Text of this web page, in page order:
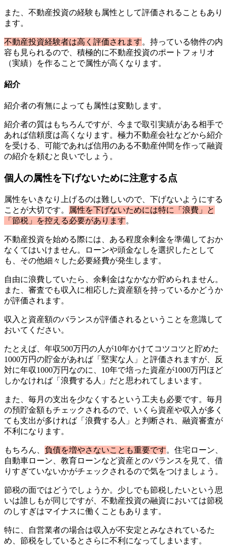
また、不動産投資の経験も属性として評価されることもあり
ます。
不動産投資経験者は高く評価されます。持っている物件の内
容も見られるので、積極的に不動産投資のポートフォリオ
（実績）を作ることで属性が高くなります。
紹介
紹介者の有無によっても属性は変動します。
紹介者の質はもちろんですが、今まで取引実績がある相手で
あれば信頼度は高くなります。極力不動産会社などから紹介
を受ける、可能であれば信用のある不動産仲間を作って融資
の紹介を頼むと良いでしょう。
個人の属性を下げないために注意する点
属性をいきなり上げるのは難しいので、下げないようにする
ことが大切です。
属性を下げないためには特に「浪費」と
「節税」を控える必要があります。
不動産投資を始める際には、ある程度余剰金を準備しておか
なくてはいけません。ローンや頭金なしを選択したとして
も、その他細々した必要経費が発生します。
自由に浪費していたら、余剰金はなかなか貯められません。
また、審査でも収入に相応した資産額を持っているかどうか
が評価されます。
収入と資産額のバランスが評価されるということを意識して
おいてください。
たとえば、年収500万円の人が10年かけてコツコツと貯めた
1000万円の貯金があれば「堅実な人」と評価されますが、反
対に年収1000万円なのに、10年で培った資産が1000万円ほど
しかなければ「浪費する人」だと思われてしまいます。
また、毎月の支出を少なくするという工夫も必要です。毎月
の預貯金額もチェックされるので、いくら資産や収入が多く
ても支出が多ければ「浪費する人」と判断され、融資審査が
不利になります。
もちろん、 負債を増やさないことも重要です。住宅ローン、
自動車ローン、教育ローンなど資産とのバランスを見て、借
りすぎていないかがチェックされるので気をつけましょう。
節税の面ではどうでしょうか。少しでも節税したいという思
いは誰しもが同じですが、不動産投資の融資においては節税
のしすぎはマイナスに働くこともあります。
特に、自営業者の場合は収入が不安定とみなされているた
め、節税をしているとさらに不利になってしまいます。